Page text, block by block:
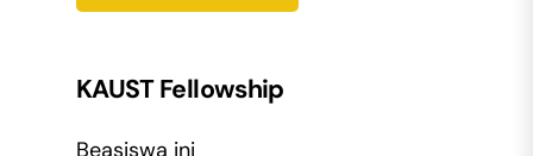
KAUST Fellowship